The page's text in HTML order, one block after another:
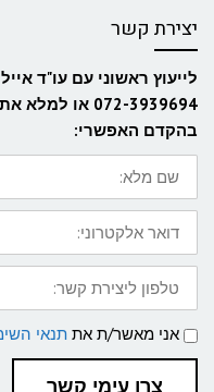
יצירת קשר
לייעוץ ראשוני עם עו"ד
072-3939694
בהקדם האפשרי:
שם
מלא:
דואר
אלקטרוני:
טלפון
ליצירת
קשר:
תנאי
שימוש
ומדיניות
פרטיות
אני מאשר/ת את תנאי
צרו עימי קשר